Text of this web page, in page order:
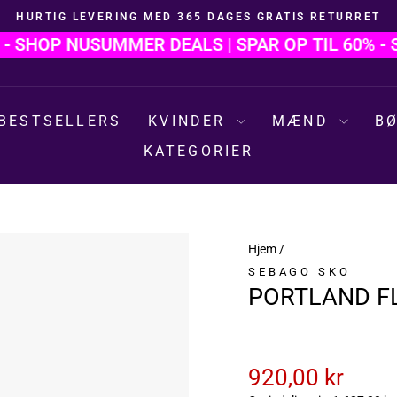
Sæt
diasshow
pause
HURTIG LEVERING MED 365 DAGES GRATIS RETURRET
NUSUMMER DEALS | SPAR OP TIL 60% -
KVINDER MÆND
KATEGORIER
Hjem /
SEBAGO SKO
PORTLAND
920,00 kr